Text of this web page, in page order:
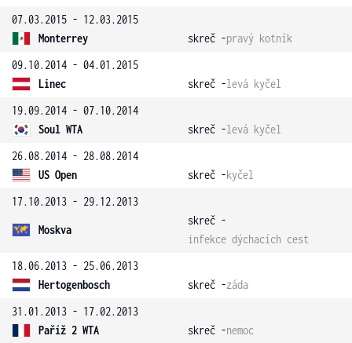
07.03.2015 - 12.03.2015
Monterrey
skreč -pravý kotník
09.10.2014 - 04.01.2015
Linec
skreč -levá kyčel
19.09.2014 - 07.10.2014
Soul WTA
skreč -levá kyčel
26.08.2014 - 28.08.2014
US Open
skreč -kyčel
17.10.2013 - 29.12.2013
Moskva
skreč -
infekce dýchacích cest
18.06.2013 - 25.06.2013
Hertogenbosch
skreč -záda
31.01.2013 - 17.02.2013
Paříž 2 WTA
skreč -nemoc